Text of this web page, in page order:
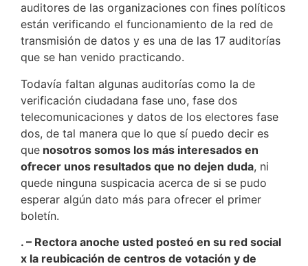
auditores de las organizaciones con fines políticos
están verificando el funcionamiento de la red de
transmisión de datos y es una de las 17 auditorías
que se han venido practicando.
Todavía faltan algunas auditorías como la de
verificación ciudadana fase uno, fase dos
telecomunicaciones y datos de los electores fase
dos, de tal manera que lo que sí puedo decir es
que nosotros somos los más interesados en
ofrecer unos resultados que no dejen duda, ni
quede ninguna suspicacia acerca de si se pudo
esperar algún dato más para ofrecer el primer
boletín.
. – Rectora anoche usted posteó en su red social
x la reubicación de centros de votación y de